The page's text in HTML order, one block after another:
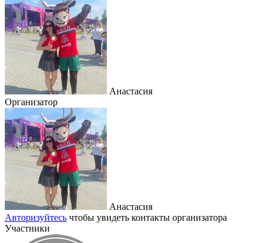
Анастасия
Организатор
Анастасия
Авторизуйтесь чтобы увидеть контакты организатора
Участники